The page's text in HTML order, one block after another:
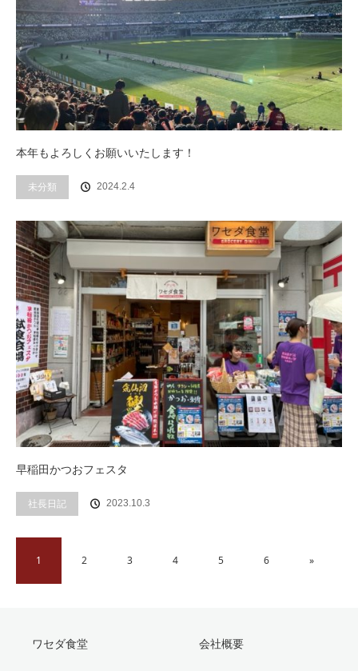
本年もよろしくお願いいたします！
未分類 2024.2.4
早稲田かつおフェスタ
社長日記 2023.10.3
1 2 3 4 5 6 »
ワセダ食堂 会社概要